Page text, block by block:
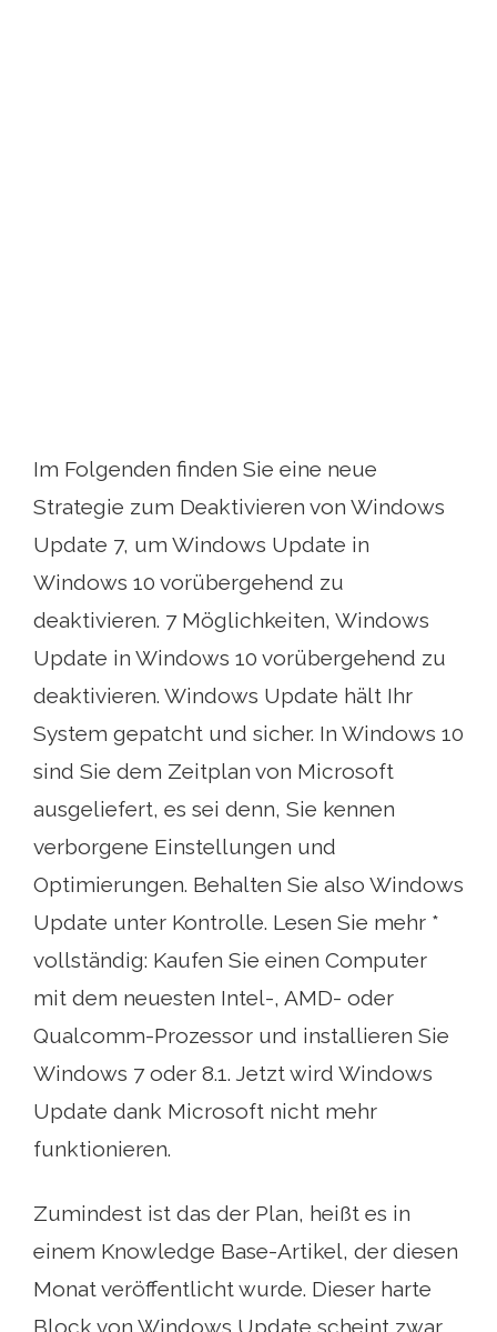
Im Folgenden finden Sie eine neue
Strategie zum Deaktivieren von Windows
Update 7, um Windows Update in
Windows 10 vorübergehend zu
deaktivieren. 7 Möglichkeiten, Windows
Update in Windows 10 vorübergehend zu
deaktivieren. Windows Update hält Ihr
System gepatcht und sicher. In Windows 10
sind Sie dem Zeitplan von Microsoft
ausgeliefert, es sei denn, Sie kennen
verborgene Einstellungen und
Optimierungen. Behalten Sie also Windows
Update unter Kontrolle. Lesen Sie mehr *
vollständig: Kaufen Sie einen Computer
mit dem neuesten Intel-, AMD- oder
Qualcomm-Prozessor und installieren Sie
Windows 7 oder 8.1. Jetzt wird Windows
Update dank Microsoft nicht mehr
funktionieren.
Zumindest ist das der Plan, heißt es in
einem Knowledge Base-Artikel, der diesen
Monat veröffentlicht wurde. Dieser harte
Block von Windows Update scheint zwar